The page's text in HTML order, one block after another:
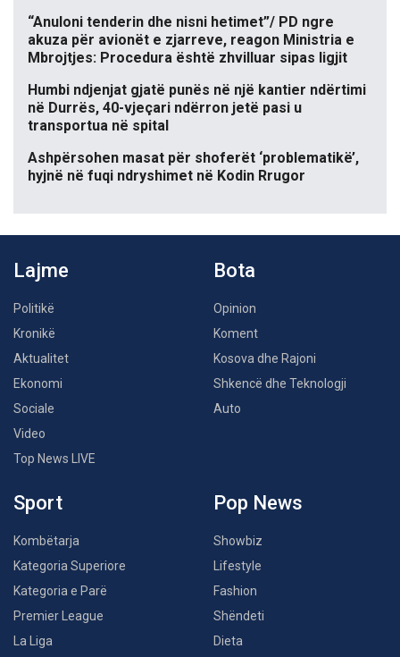
“Anuloni tenderin dhe nisni hetimet”/ PD ngre
akuza për avionët e zjarreve, reagon Ministria e
Mbrojtjes: Procedura është zhvilluar sipas ligjit
Humbi ndjenjat gjatë punës në një kantier ndërtimi
në Durrës, 40-vjeçari ndërron jetë pasi u
transportua në spital
Ashpërsohen masat për shoferët ‘problematikë’,
hyjnë në fuqi ndryshimet në Kodin Rrugor
Lajme
Politikë
Kronikë
Aktualitet
Ekonomi
Sociale
Video
Top News LIVE
Bota
Opinion
Koment
Kosova dhe Rajoni
Shkencë dhe Teknologji
Auto
Sport
Kombëtarja
Kategoria Superiore
Kategoria e Parë
Premier League
La Liga
Pop News
Showbiz
Lifestyle
Fashion
Shëndeti
Dieta